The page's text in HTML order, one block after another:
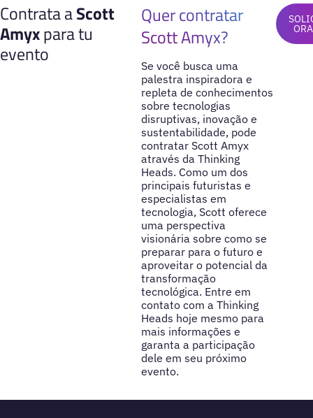
Contrata aScott
Amyxpara tu
evento
Quer contratar
Scott Amyx?
Se você busca uma
palestra inspiradora e
repleta de conhecimentos
sobre tecnologias
disruptivas, inovação e
sustentabilidade, pode
contratar Scott Amyx
através da Thinking
Heads. Como um dos
principais futuristas e
especialistas em
tecnologia, Scott oferece
uma perspectiva
visionária sobre como se
preparar para o futuro e
aproveitar o potencial da
transformação
tecnológica. Entre em
contato com a Thinking
Heads hoje mesmo para
mais informações e
garanta a participação
dele em seu próximo
evento.